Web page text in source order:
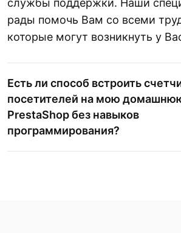
службы поддержки. Наши
рады помочь Вам со всеми
которые могут возникнуть у
Есть ли способ встроить
посетителей на мою
PrestaShop без навыков
программирования?